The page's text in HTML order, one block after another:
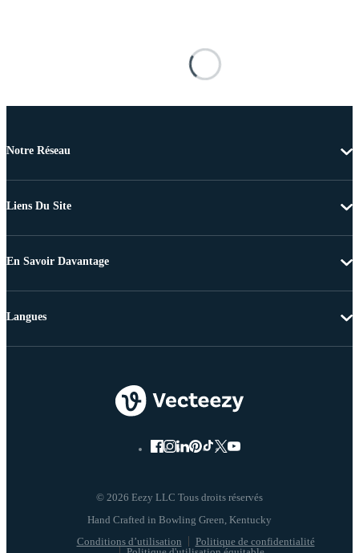
Notre Réseau
Liens Du Site
En Savoir Davantage
© 2026 Eezy LLC Tous droits réservés
Conditions d’utilisation
Politique de confidentialité
Langues